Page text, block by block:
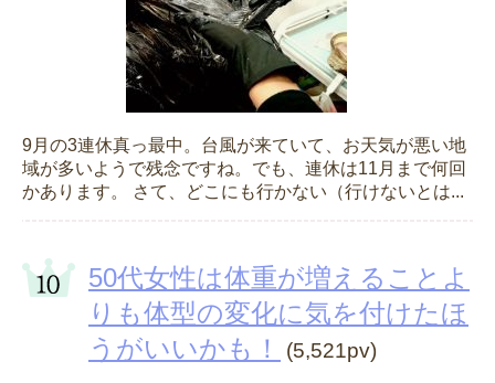
9月の3連休真っ最中。台風が来ていて、お天気が悪い地
域が多いようで残念ですね。でも、連休は11月まで何回
かあります。 さて、どこにも行かない（行けないとは...
50代女性は体重が増えることよ
りも体型の変化に気を付けたほ
うがいいかも！
(5,521pv)